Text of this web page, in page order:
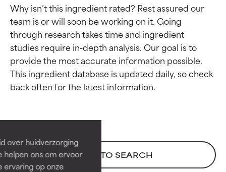
over huidverzorging
helpen ons om ervoor
ervaring op onze
Why isn’t this ingredient rated? Rest assured our
team is or will soon be working on it. Going
through research takes time and ingredient
studies require in-depth analysis. Our goal is to
provide the most accurate information possible.
This ingredient database is updated daily, so check
BACK TO SEARCH
Beoordelingen van
Bewezen en ondersteund door
onafhankelijk onderzoek.
Uitstekend actief ingrediënt
Beoordelingen van
Bewezen en ondersteund door
onafhankelijk onderzoek.
Uitstekend actief ingrediënt